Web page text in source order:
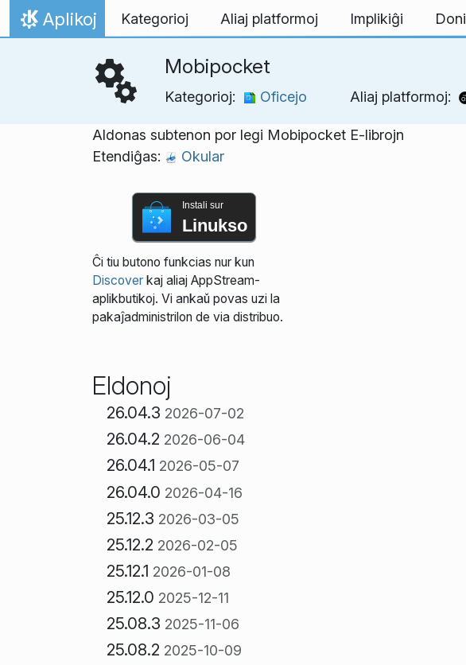
Salti al enhavo
Hejmo
Aplikoj Kategorioj Aliaj platformoj Implikiĝi Doni
Mobipocket
Kategorioj: Oficejo Aliaj platformoj:
Aldonas subtenon por legi Mobipocket E-librojn
Etendiĝas:
Okular
Instali sur
Linukso
Ĉi tiu butono funkcias nur kun
Discoverkaj aliaj AppStream-
aplikbutikoj. Vi ankaŭ povas uzi la
pakaĵadministrilon de via distribuo.
Eldonoj
26.04.3 2026-07-02
26.04.2 2026-06-04
26.04.1 2026-05-07
26.04.0 2026-04-16
25.12.3 2026-03-05
25.12.2 2026-02-05
25.12.1 2026-01-08
25.12.0 2025-12-11
25.08.3 2025-11-06
25.08.2 2025-10-09